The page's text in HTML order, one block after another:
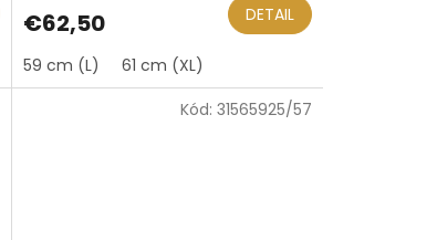
€62,50 DETAIL
59 cm (L) 61 cm (XL)
Kód: 31565925/57